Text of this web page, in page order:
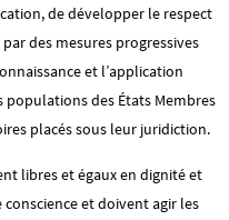
de développer le respect
des mesures progressives
et l’application
des États Membres
placés sous leur juridiction.
libres et égaux en dignité et
et doivent agir les